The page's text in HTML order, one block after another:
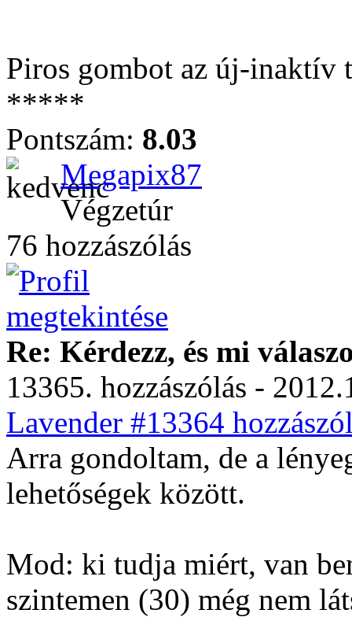
Piros gombot az új-inaktív
*****
Pontszám: 8.03
Megapix87
Végzetúr
76 hozzászólás
Re: Kérdezz, és mi
13365. hozzászólás -
Lavender #13364
Arra gondoltam, de a
lehetőségek között.
Mod: ki tudja miért, van
szintemen (30) még nem